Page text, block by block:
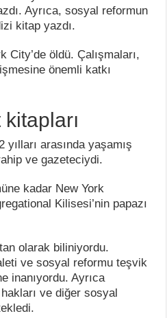
Ayrıca, sosyal reformun
kitap yazdı.
City’de öldü. Çalışmaları,
önemli katkı
arasında yaşamış
ve gazeteciydi.
kadar New York
Kilisesi’nin papazı
olarak biliniyordu.
ve sosyal reformu teşvik
inanıyordu. Ayrıca
ve diğer sosyal